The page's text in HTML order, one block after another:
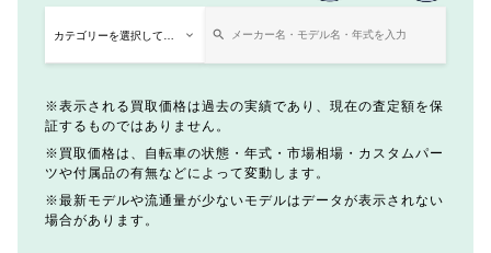
表示される買取価格は過去の実績であり、現在の査定額を保
証するものではありません。
買取価格は、自転車の状態・年式・市場相場・カスタムパー
ツや付属品の有無などによって変動します。
最新モデルや流通量が少ないモデルはデータが表示されない
場合があります。